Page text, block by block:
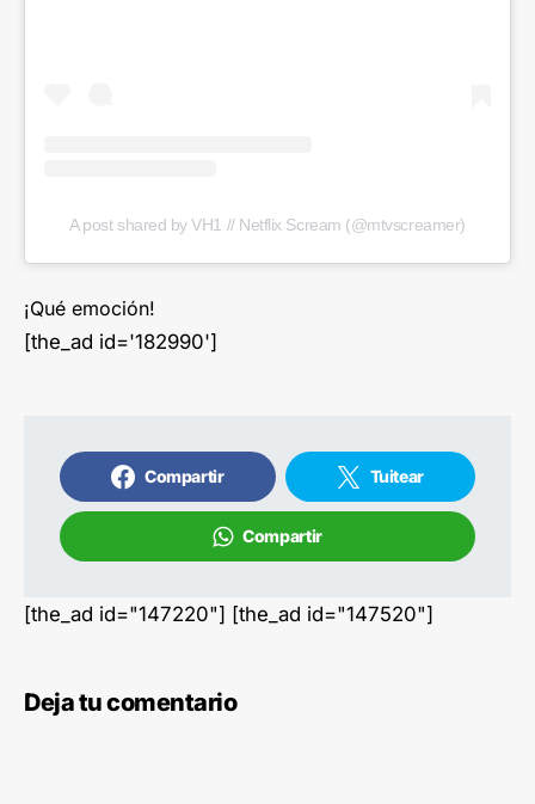
A post shared by VH1 // Netflix Scream (@mtvscreamer)
¡Qué emoción!
[the_ad id='182990']
Compartir Tuitear
Compartir
[the_ad id="147220"] [the_ad id="147520"]
Deja tu comentario